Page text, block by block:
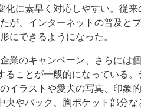
化に素早く対応しやすい。従来
が、インターネットの普及と
にできるようになった。
業のキャンペーン、さらには
ることが一般的になっている。
イラストや愛犬の写真、印象
央やバック、胸ポケット部分な